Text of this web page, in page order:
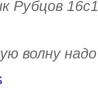
Рубцов
волну